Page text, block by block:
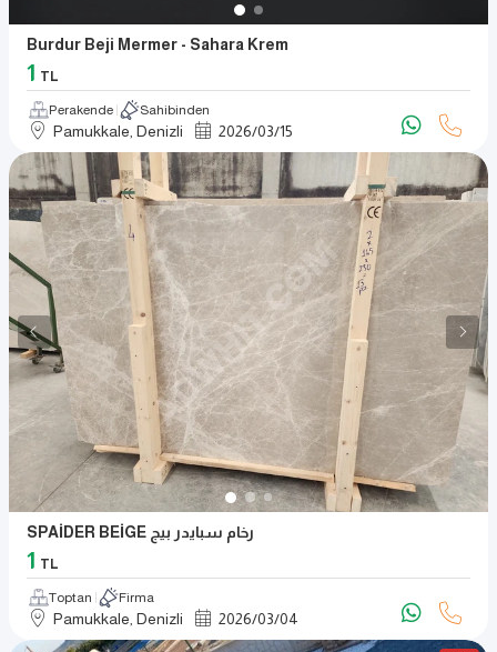
Burdur Beji Mermer - Sahara Krem
1 TL
Perakende Sahibinden
Pamukkale, Denizli 2026/03/15
SPAİDER BEİGE رخام سبايدر بيج
1 TL
Toptan Firma
Pamukkale, Denizli 2026/03/04